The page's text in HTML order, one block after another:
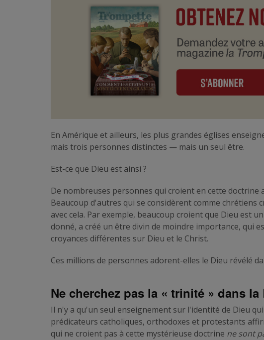
En Amérique et ailleurs, les plus grandes églises
mais trois personnes distinctes — mais un seul être.
Est-ce que Dieu est ainsi ?
De nombreuses personnes qui croient en cette
Beaucoup d'autres qui se considèrent comme chrétiens
avec cela. Par exemple, beaucoup croient que Dieu est
donné, a créé un être divin de moindre importance, qui
croyances différentes sur Dieu et le Christ.
Ces millions de personnes adorent-elles le Dieu révélé
Ne cherchez pas la « trinité » dans la
Il n'y a qu'un seul enseignement sur l'identité de Dieu
prédicateurs catholiques, orthodoxes et protestants
qui ne croient pas à cette mystérieuse doctrine ne sont